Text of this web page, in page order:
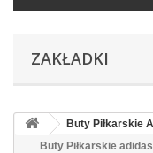
ZAKŁADKI
Buty Piłkarskie
Buty Piłkarskie